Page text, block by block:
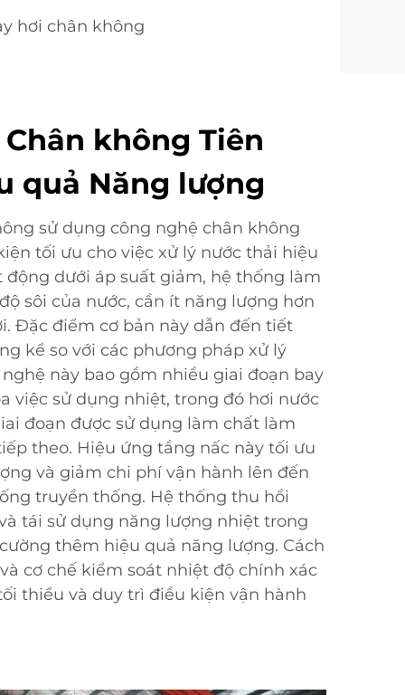
hơi chân không
không Tiên
quả Năng lượng
sử dụng công nghệ chân không
tối ưu cho việc xử lý nước thải hiệu
động dưới áp suất giảm, hệ thống làm
sôi của nước, cần ít năng lượng hơn
Đặc điểm cơ bản này dẫn đến tiết
kể so với các phương pháp xử lý
này bao gồm nhiều giai đoạn bay
việc sử dụng nhiệt, trong đó hơi nước
đoạn được sử dụng làm chất làm
theo. Hiệu ứng tầng nấc này tối ưu
và giảm chi phí vận hành lên đến
truyền thống. Hệ thống thu hồi
tái sử dụng năng lượng nhiệt trong
thêm hiệu quả năng lượng. Cách
cơ chế kiểm soát nhiệt độ chính xác
thiểu và duy trì điều kiện vận hành